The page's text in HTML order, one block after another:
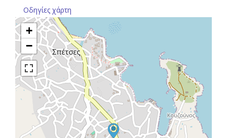
Οδηγίες χάρτη
+
−